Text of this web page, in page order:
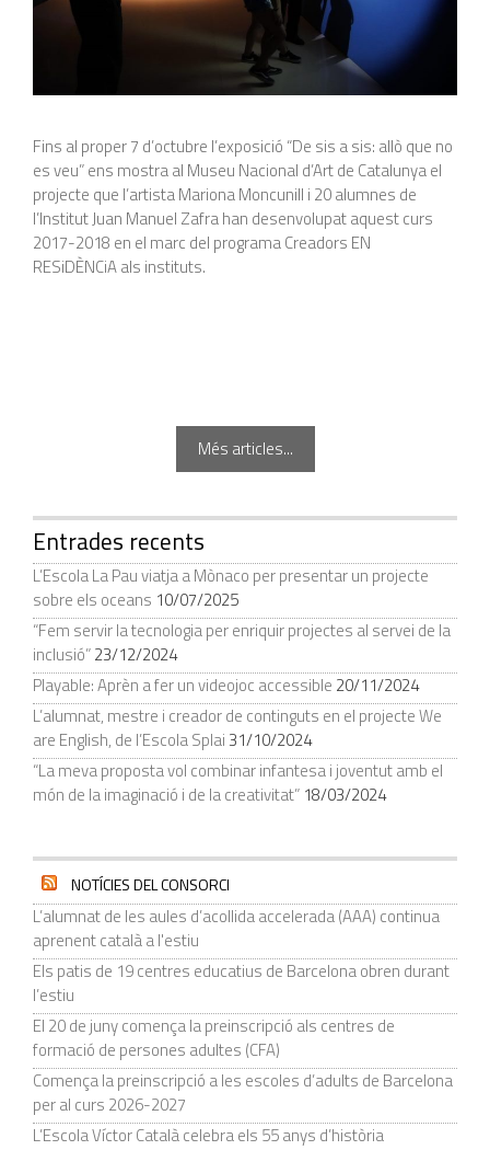
Fins al proper 7 d’octubre l’exposició “De sis a sis: allò que no
es veu” ens mostra al Museu Nacional d’Art de Catalunya el
projecte que l’artista Mariona Moncunill i 20 alumnes de
l’Institut Juan Manuel Zafra han desenvolupat aquest curs
2017-2018 en el marc del programa Creadors EN
RESiDÈNCiA als instituts.
Més articles...
Entrades recents
L’Escola La Pau viatja a Mònaco per presentar un projecte
sobre els oceans 10/07/2025
“Fem servir la tecnologia per enriquir projectes al servei de la
inclusió”23/12/2024
Playable: Aprèn a fer un videojoc accessible 20/11/2024
L’alumnat, mestre i creador de continguts en el projecte We
are English, de l’Escola Splai 31/10/2024
“La meva proposta vol combinar infantesa i joventut amb el
món de la imaginació i de la creativitat” 18/03/2024
NOTÍCIES DEL CONSORCI
L’alumnat de les aules d’acollida accelerada (AAA) continua
aprenent català a l'estiu
Els patis de 19 centres educatius de Barcelona obren durant
l’estiu
El 20 de juny comença la preinscripció als centres de
formació de persones adultes (CFA)
Comença la preinscripció a les escoles d’adults de Barcelona
per al curs 2026-2027
L’Escola Víctor Català celebra els 55 anys d’història